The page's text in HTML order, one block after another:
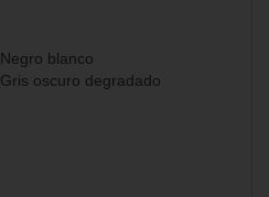
Negro blanco
Gris oscuro degradado